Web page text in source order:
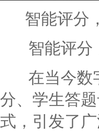
智能评分
智能评分，
在当今数字
分、学生答
式，引发了广